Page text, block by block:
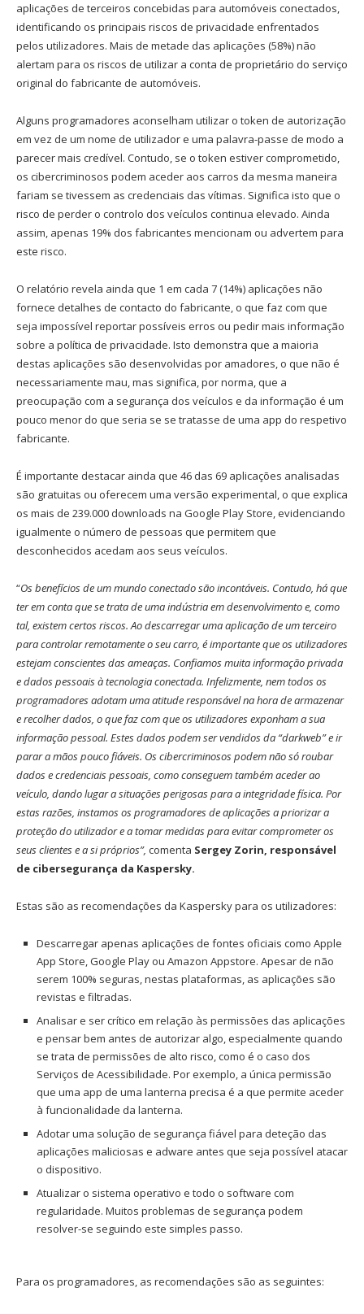
aplicações de terceiros concebidas para automóveis conectados,
identificando os principais riscos de privacidade enfrentados
pelos utilizadores. Mais de metade das aplicações (58%) não
alertam para os riscos de utilizar a conta de proprietário do serviço
original do fabricante de automóveis.
Alguns programadores aconselham utilizar o token de autorização
em vez de um nome de utilizador e uma palavra-passe de modo a
parecer mais credível. Contudo, se o token estiver comprometido,
os cibercriminosos podem aceder aos carros da mesma maneira
fariam se tivessem as credenciais das vítimas. Significa isto que o
risco de perder o controlo dos veículos continua elevado. Ainda
assim, apenas 19% dos fabricantes mencionam ou advertem para
este risco.
O relatório revela ainda que 1 em cada 7 (14%) aplicações não
fornece detalhes de contacto do fabricante, o que faz com que
seja impossível reportar possíveis erros ou pedir mais informação
sobre a política de privacidade. Isto demonstra que a maioria
destas aplicações são desenvolvidas por amadores, o que não é
necessariamente mau, mas significa, por norma, que a
preocupação com a segurança dos veículos e da informação é um
pouco menor do que seria se se tratasse de uma app do respetivo
fabricante.
É importante destacar ainda que 46 das 69 aplicações analisadas
são gratuitas ou oferecem uma versão experimental, o que explica
os mais de 239.000 downloads na Google Play Store, evidenciando
igualmente o número de pessoas que permitem que
desconhecidos acedam aos seus veículos.
“Os benefícios de um mundo conectado são incontáveis. Contudo, há que
ter em conta que se trata de uma indústria em desenvolvimento e, como
tal, existem certos riscos. Ao descarregar uma aplicação de um terceiro
para controlar remotamente o seu carro, é importante que os utilizadores
estejam conscientes das ameaças. Confiamos muita informação privada
e dados pessoais à tecnologia conectada. Infelizmente, nem todos os
programadores adotam uma atitude responsável na hora de armazenar
e recolher dados, o que faz com que os utilizadores exponham a sua
informação pessoal. Estes dados podem ser vendidos da “darkweb” e ir
parar a mãos pouco fiáveis. Os cibercriminosos podem não só roubar
dados e credenciais pessoais, como conseguem também aceder ao
veículo, dando lugar a situações perigosas para a integridade física. Por
estas razões, instamos os programadores de aplicações a priorizar a
proteção do utilizador e a tomar medidas para evitar comprometer os
seus clientes e a si próprios”, comenta Sergey Zorin, responsável
de cibersegurança da Kaspersky.
Estas são as recomendações da Kaspersky para os utilizadores:
Descarregar apenas aplicações de fontes oficiais como Apple
App Store, Google Play ou Amazon Appstore. Apesar de não
serem 100% seguras, nestas plataformas, as aplicações são
revistas e filtradas.
Analisar e ser crítico em relação às permissões das aplicações
e pensar bem antes de autorizar algo, especialmente quando
se trata de permissões de alto risco, como é o caso dos
Serviços de Acessibilidade. Por exemplo, a única permissão
que uma app de uma lanterna precisa é a que permite aceder
à funcionalidade da lanterna.
Adotar uma solução de segurança fiável para deteção das
aplicações maliciosas e adware antes que seja possível atacar
o dispositivo.
Atualizar o sistema operativo e todo o software com
regularidade. Muitos problemas de segurança podem
resolver-se seguindo este simples passo.
Para os programadores, as recomendações são as seguintes: